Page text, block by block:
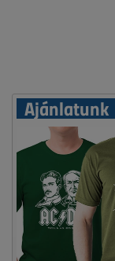
Ajánlatunk